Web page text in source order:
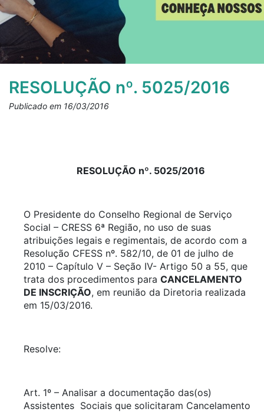
RESOLUÇÃO nº. 5025/2016
Publicado em 16/03/2016
RESOLUÇÃO nº. 5025/2016
O Presidente do Conselho Regional de Serviço
Social – CRESS 6ª Região, no uso de suas
atribuições legais e regimentais, de acordo com a
Resolução CFESS nº. 582/10, de 01 de julho de
2010 – Capítulo V – Seção IV- Artigo 50 a 55, que
trata dos procedimentos para CANCELAMENTO
DE INSCRIÇÃO, em reunião da Diretoria realizada
em 15/03/2016.
Resolve:
Art. 1º – Analisar a documentação das(os)
Assistentes Sociais que solicitaram Cancelamento